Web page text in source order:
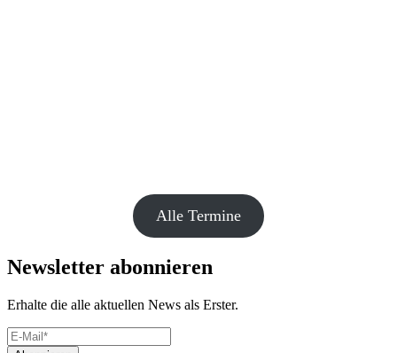
Alle Termine
Newsletter abonnieren
Erhalte die alle aktuellen News als Erster.